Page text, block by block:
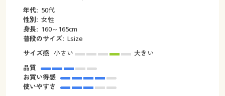
年代: 50代
性別: 女性
身長: 160～165cm
普段のサイズ: Lsize
サイズ感 小さい
大きい
品質
お買い得感
使いやすさ